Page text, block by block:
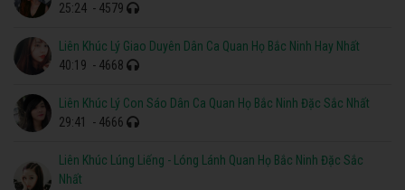
25:24 - 4579
Liên Khúc Lý Giao Duyên Dân Ca Quan Họ Bắc Ninh Hay Nhất
40:19 - 4668
Liên Khúc Lý Con Sáo Dân Ca Quan Họ Bắc Ninh Đặc Sắc Nhất
29:41
- 4666
Liên Khúc Lúng Liếng - Lóng Lánh Quan Họ Bắc Ninh Đặc Sắc
Nhất